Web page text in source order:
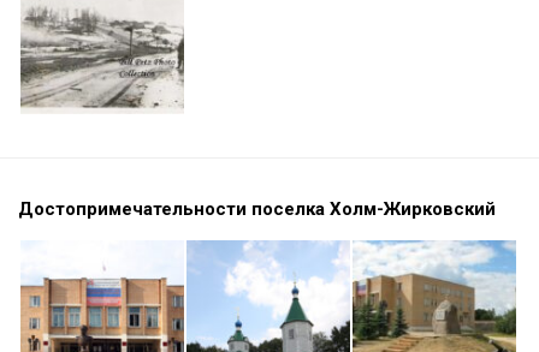
Достопримечательности поселка Холм-Жирковский